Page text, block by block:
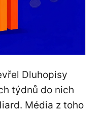
Dluhopisy
týdnů do nich
Média z toho